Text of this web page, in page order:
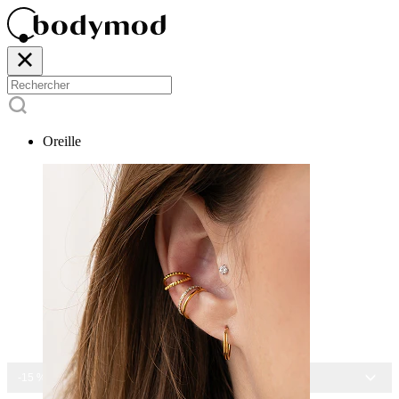
Oreille
-15 % SUR TOUS NOS BIJOUX